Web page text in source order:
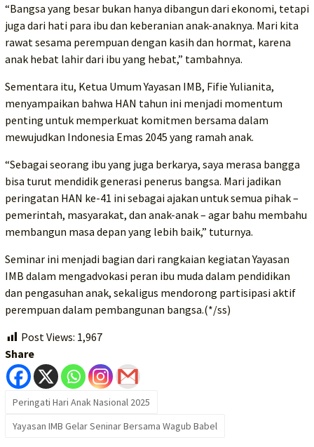
“Bangsa yang besar bukan hanya dibangun dari ekonomi, tetapi
juga dari hati para ibu dan keberanian anak-anaknya. Mari kita
rawat sesama perempuan dengan kasih dan hormat, karena
anak hebat lahir dari ibu yang hebat,” tambahnya.
Sementara itu, Ketua Umum Yayasan IMB, Fifie Yulianita,
menyampaikan bahwa HAN tahun ini menjadi momentum
penting untuk memperkuat komitmen bersama dalam
mewujudkan Indonesia Emas 2045 yang ramah anak.
“Sebagai seorang ibu yang juga berkarya, saya merasa bangga
bisa turut mendidik generasi penerus bangsa. Mari jadikan
peringatan HAN ke-41 ini sebagai ajakan untuk semua pihak –
pemerintah, masyarakat, dan anak-anak – agar bahu membahu
membangun masa depan yang lebih baik,” tuturnya.
Seminar ini menjadi bagian dari rangkaian kegiatan Yayasan
IMB dalam mengadvokasi peran ibu muda dalam pendidikan
dan pengasuhan anak, sekaligus mendorong partisipasi aktif
perempuan dalam pembangunan bangsa.(*/ss)
Post Views: 1,967
Share
Peringati Hari Anak Nasional 2025
Yayasan IMB Gelar Seninar Bersama Wagub Babel